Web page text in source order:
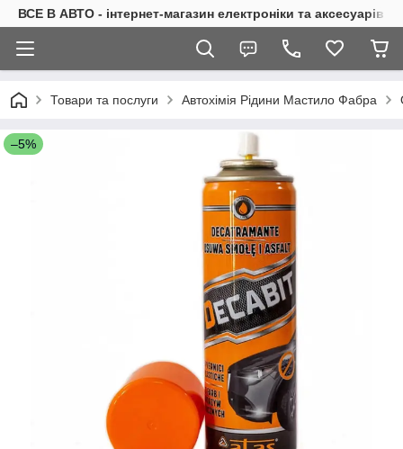
ВСЕ В АВТО - інтернет-магазин електроніки та аксесуарів в
Товари та послуги Автохімія Рідини Мастило Фабра
–5%